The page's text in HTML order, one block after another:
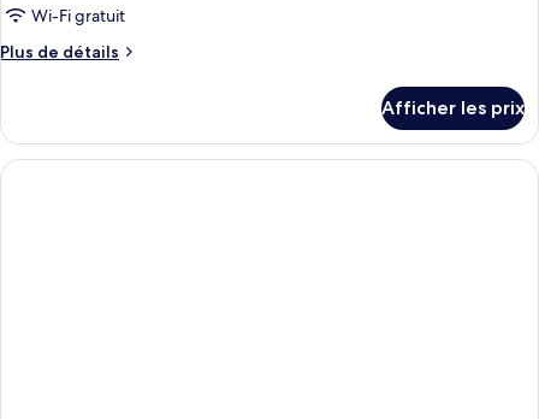
Wi-Fi gratuit
Plus de détails
Plus
Chambre
Afficher les prix